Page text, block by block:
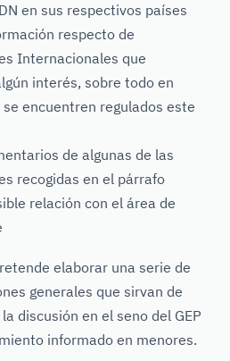
en sus respectivos países
respecto de
Internacionales que
interés, sobre todo en
encuentren regulados este
de algunas de las
recogidas en el párrafo
relación con el área de
elaborar una serie de
generales que sirvan de
discusión en el seno del GEP
informado en menores.